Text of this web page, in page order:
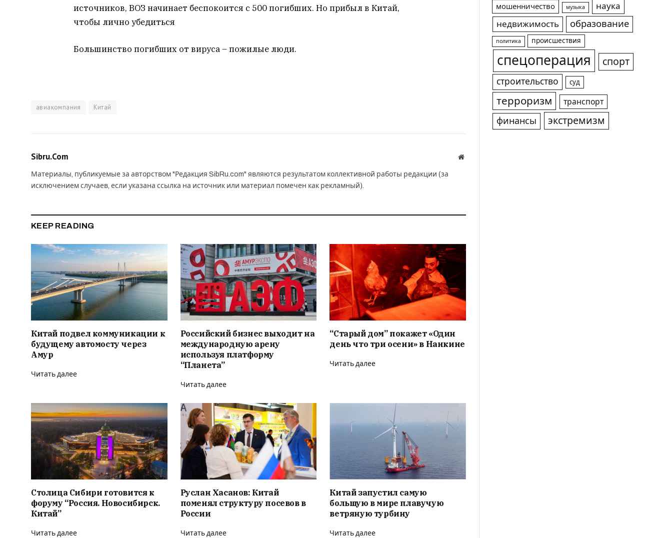
источников, ВОЗ начинает беспокоится с 500 погибших. Но прибыл в Китай,
чтобы лично убедиться
Большинство погибших от вируса – пожилые люди.
авиакомпания Китай
Sibru.Com Website
Материалы, публикуемые за авторством "Редакция SibRu.com" являются результатом коллективной работы редакции (за
исключением случаев, если указана ссылка на источник или материал помечен как рекламный).
KEEP READING
Китай подвел коммуникации к
будущему автомосту через
Амур
Читать далее
Российский бизнес выходит на
международную арену
используя платформу
“Планета”
Читать далее
“Старый дом” покажет «Один
день что три осени» в Нанкине
Читать далее
Столица Сибири готовится к
форуму “Россия. Новосибирск.
Китай”
Читать далее
Руслан Хасанов: Китай
поменял структуру посевов в
России
Читать далее
Китай запустил самую
большую в мире плавучую
ветряную турбину
Читать далее
мошенничество музыка
наука
недвижимость
образование
политика происшествия
спецоперация спорт
строительство суд
терроризм транспорт
финансы экстремизм